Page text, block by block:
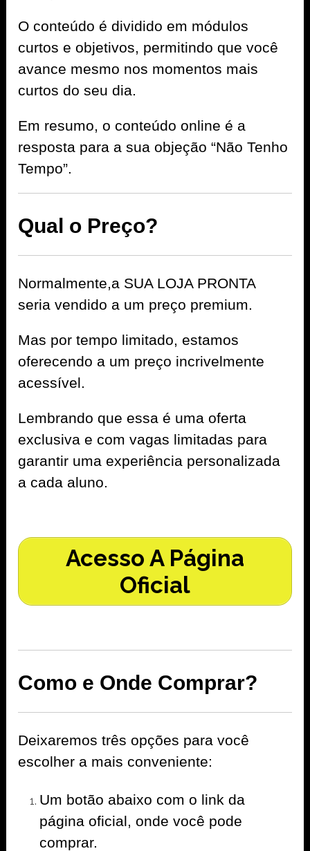
O conteúdo é dividido em módulos
curtos e objetivos, permitindo que você
avance mesmo nos momentos mais
curtos do seu dia.
Em resumo, o conteúdo online é a
resposta para a sua objeção “Não Tenho
Tempo”.
Qual o Preço?
Normalmente,a SUA LOJA PRONTA
seria vendido a um preço premium.
Mas por tempo limitado, estamos
oferecendo a um preço incrivelmente
acessível.
Lembrando que essa é uma oferta
exclusiva e com vagas limitadas para
garantir uma experiência personalizada
a cada aluno.
Acesso A Página
Oficial
Como e Onde Comprar?
Deixaremos três opções para você
escolher a mais conveniente:
Um botão abaixo com o link da
página oficial, onde você pode
comprar.